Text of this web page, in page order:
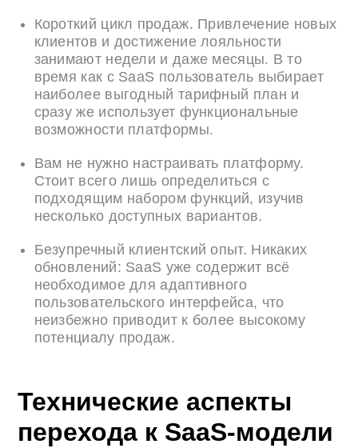
Короткий цикл продаж. Привлечение новых
клиентов и достижение лояльности
занимают недели и даже месяцы. В то
время как с SaaS пользователь выбирает
наиболее выгодный тарифный план и
сразу же использует функциональные
возможности платформы.
Вам не нужно настраивать платформу.
Стоит всего лишь определиться с
подходящим набором функций, изучив
несколько доступных вариантов.
Безупречный клиентский опыт. Никаких
обновлений: SaaS уже содержит всё
необходимое для адаптивного
пользовательского интерфейса, что
неизбежно приводит к более высокому
потенциалу продаж.
Технические аспекты
перехода к SaaS-модели